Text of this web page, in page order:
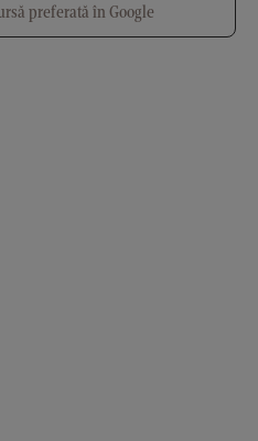
preferată în Google